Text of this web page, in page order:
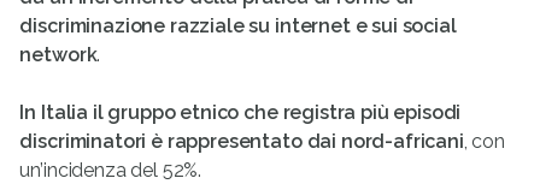
discriminazione razziale su internet e sui social
network.
In Italia il gruppo etnico che registra più episodi
discriminatori è rappresentato dai nord-africani, con
un’incidenza del 52%.